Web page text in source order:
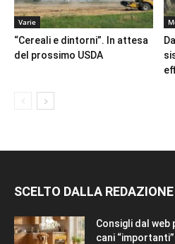
Varie
“Cereali e dintorni”. In attesa
del prossimo USDA
SCELTO DALLA REDAZIONE
Consigli dal web
cani “importanti”